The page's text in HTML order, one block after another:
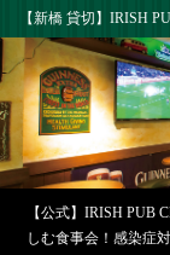
【新橋 貸切】IRISH
【公式】IRISH PUB
しむ食事会！感染症